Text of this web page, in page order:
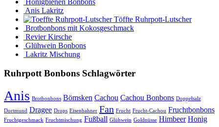
Honigbienen Bonbons
Anis Lakritz
Töffte Ruhrpott-Lutscher
Brotbonbons mit Kokosgeschmack
Revier Kirsche
Glühwein Bonbons
Lakritz Mischung
Ruhrpott Bonbons Schlagwörter
Anis Brotbonbons Bömsken Cachou Cachou Bonbons Doppelsalz
Dortmund Dragee Drops Eisenbahner Fan Frucht Frucht-Cachou Fruchtbonbons
Fruchtgeschmack Fruchtmischung Fußball Glühwein Goldnüsse Himbeer Honig